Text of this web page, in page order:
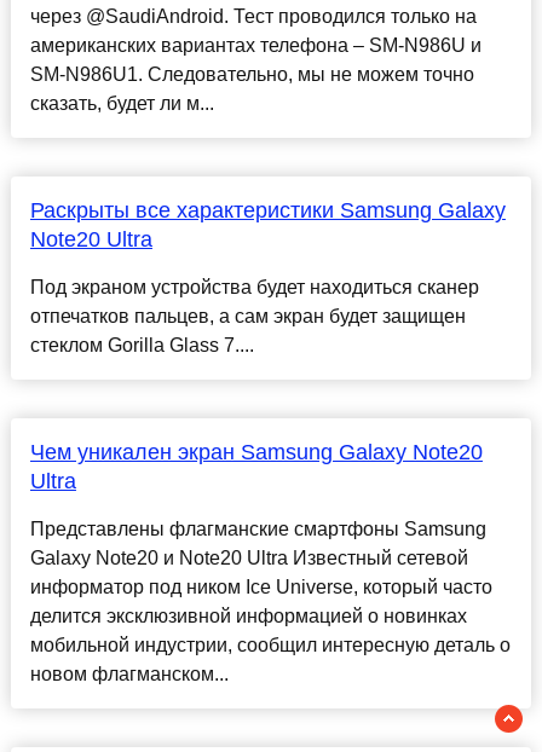
через @SaudiAndroid. Тест проводился только на
американских вариантах телефона – SM-N986U и
SM-N986U1. Следовательно, мы не можем точно
сказать, будет ли м...
Раскрыты все характеристики Samsung Galaxy
Note20 Ultra
Под экраном устройства будет находиться сканер
отпечатков пальцев, а сам экран будет защищен
стеклом Gorilla Glass 7....
Чем уникален экран Samsung Galaxy Note20
Ultra
Представлены флагманские смартфоны Samsung
Galaxy Note20 и Note20 Ultra Известный сетевой
информатор под ником Ice Universe, который часто
делится эксклюзивной информацией о новинках
мобильной индустрии, сообщил интересную деталь о
новом флагманском...